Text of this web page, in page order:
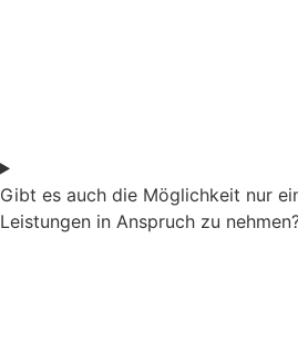
Gibt es auch die Möglichkeit nur
Leistungen in Anspruch zu